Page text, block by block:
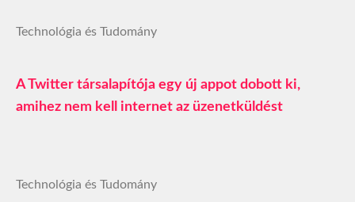
Technológia és Tudomány
A Twitter társalapítója egy új appot dobott ki,
amihez nem kell internet az üzenetküldést
Technológia és Tudomány